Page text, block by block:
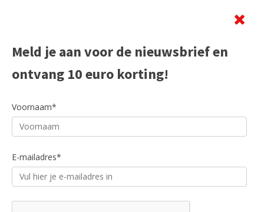
Meld je aan voor de nieuwsbrief en
ontvang 10 euro korting!
Voornaam*
E-mailadres*